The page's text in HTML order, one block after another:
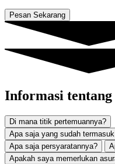
Pesan Sekarang
Informasi tentang
Di mana titik pertemuannya?
Apa saja yang sudah
Apa saja persyaratannya?
Apakah saya memerlukan